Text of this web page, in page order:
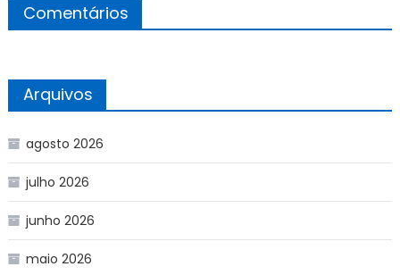
Comentários
Arquivos
agosto 2026
julho 2026
junho 2026
maio 2026